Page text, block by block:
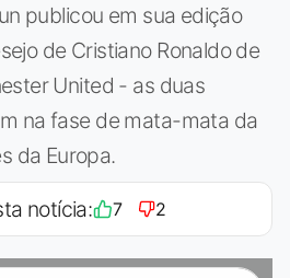
publicou em sua edição
de Cristiano Ronaldo de
United - as duas
na fase de mata-mata da
da Europa.
notícia: 7 2